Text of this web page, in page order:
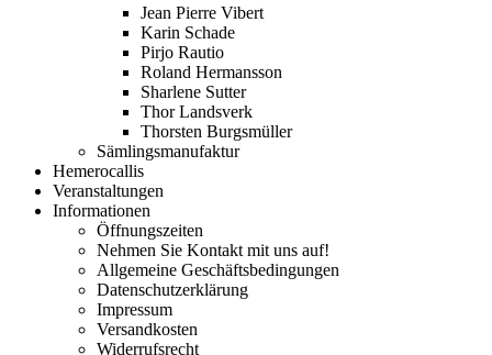
Jean Pierre Vibert
Karin Schade
Pirjo Rautio
Roland Hermansson
Sharlene Sutter
Thor Landsverk
Thorsten Burgsmüller
Sämlingsmanufaktur
Hemerocallis
Veranstaltungen
Informationen
Öffnungszeiten
Nehmen Sie Kontakt mit uns auf!
Allgemeine Geschäftsbedingungen
Datenschutzerklärung
Impressum
Versandkosten
Widerrufsrecht